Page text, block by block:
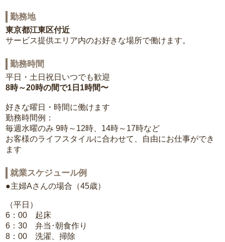
勤務地
東京都江東区付近
サービス提供エリア内のお好きな場所で働けます。
勤務時間
平日・土日祝日いつでも歓迎
8時～20時の間で1日1時間〜
好きな曜日・時間に働けます
勤務時間例：
毎週水曜のみ 9時～12時、14時～17時など
お客様のライフスタイルに合わせて、自由にお仕事ができ
ます
就業スケジュール例
●主婦Aさんの場合（45歳）
（平日）
6：00 起床
6：30 弁当･朝食作り
8：00 洗濯、掃除